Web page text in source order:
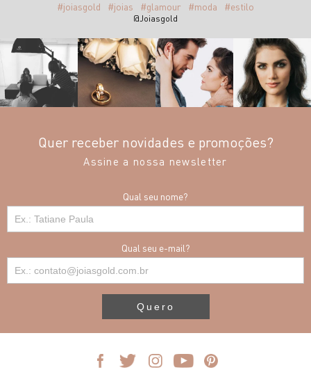
#joiasgold #joias #glamour #moda #estilo
@Joiasgold
Quer receber novidades e promoções?
Assine a nossa newsletter
Qual seu nome?
Qual seu e-mail?
Quero